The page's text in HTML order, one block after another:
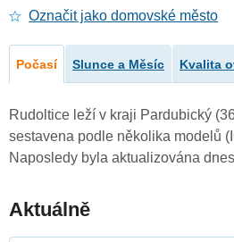
Označit jako domovské město
Počasí Slunce a Měsíc Kvalita
Rudoltice leží v kraji Pardubický
sestavena podle několika modelů
Naposledy byla aktualizována
Aktuálně